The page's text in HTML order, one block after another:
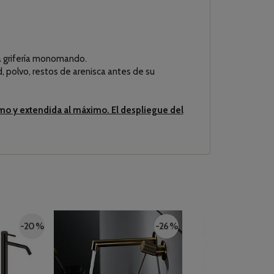
grifería monomando.
polvo, restos de arenisca antes de su
y extendida al máximo. El despliegue del
-20 % -26 %